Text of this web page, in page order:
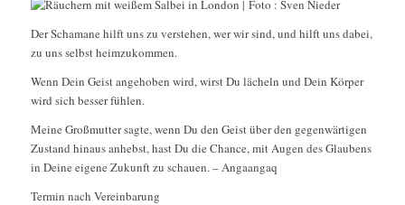
Der Schamane hilft uns zu verstehen, wer wir sind, und hilft uns dabei,
zu uns selbst heimzukommen.
Wenn Dein Geist angehoben wird, wirst Du lächeln und Dein Körper
wird sich besser fühlen.
Meine Großmutter sagte, wenn Du den Geist über den gegenwärtigen
Zustand hinaus anhebst, hast Du die Chance, mit Augen des Glaubens
in Deine eigene Zukunft zu schauen. – Angaangaq
Termin nach Vereinbarung